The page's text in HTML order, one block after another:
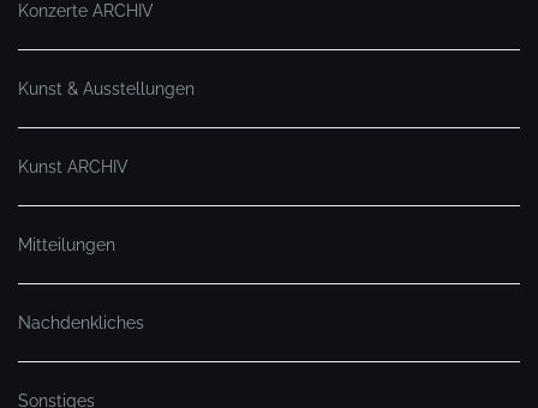
Konzerte ARCHIV
Kunst & Ausstellungen
Kunst ARCHIV
Mitteilungen
Nachdenkliches
Sonstiges